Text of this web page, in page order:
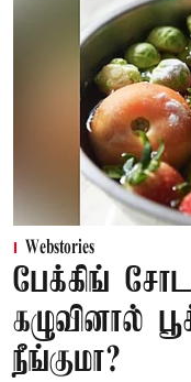
Webstories
பேக்கிங்
கழுவினால்
நீங்குமா?